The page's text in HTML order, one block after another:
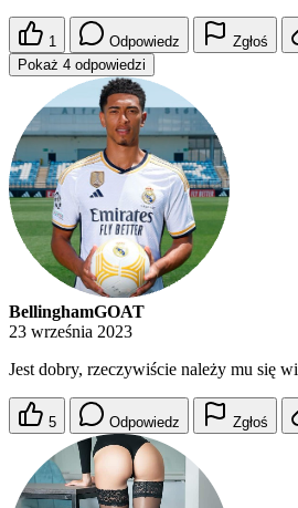
1 Odpowiedz
Zgłoś
Pokaż 4 odpowiedzi
BellinghamGOAT
23 września 2023
Jest dobry, rzeczywiście należy mu się
5 Odpowiedz Zgłoś